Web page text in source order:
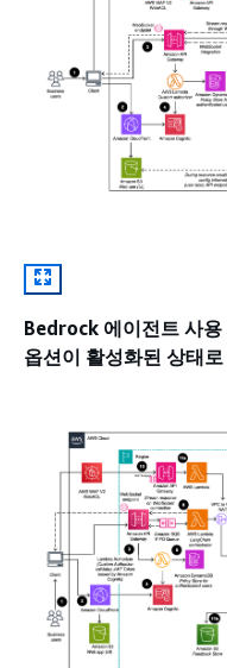
Bedrock 에이전트 사
옵션이 활성화된 상태